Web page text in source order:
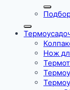
Нож